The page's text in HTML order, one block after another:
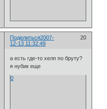
Поделиться 20
2007-
12-13 11:32:49
а есть где-то хелп по бруту?
я нубик еще
0